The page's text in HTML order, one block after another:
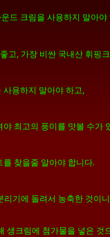
드 크림을 사용하지 말아야
고, 가장 비싼 국내산 휘핑
용하지 말아야 하고,
최고의 풍미를 맛볼 수가
찾을줄 알아야 합니다.
기에 돌려서 농축한 것이
생크림에 첨가물을 넣은